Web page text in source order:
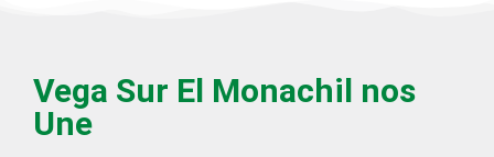
Vega Sur El Monachil nos
Une